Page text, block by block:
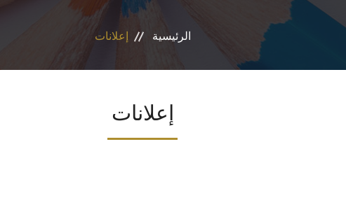
الرئيسية إعلانات
إعلانات